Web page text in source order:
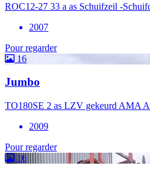
ROC12-27 33 a as Schuifzeil -
2007
Pour regarder
16
Jumbo
TO180SE 2 as LZV gekeurd AMA
2009
Pour regarder
16